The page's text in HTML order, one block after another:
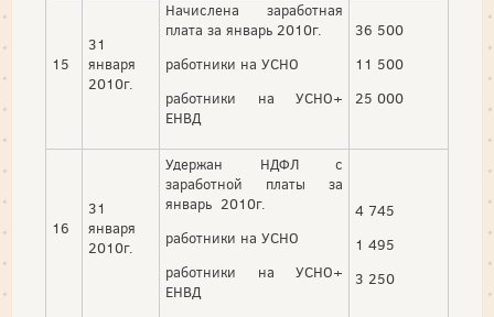
15
31
января
2010г.
Начислена заработная
плата за январь 2010г.
работники на УСНО
работники на УСНО+
ЕНВД
36 500
11 500
25 000
16
31
января
2010г.
Удержан НДФЛ с
заработной платы за
январь 2010г.
работники на УСНО
работники на УСНО+
ЕНВД
4 745
1 495
3 250